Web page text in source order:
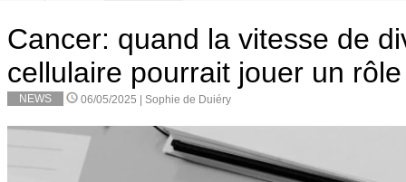
Cancer: quand la vitesse de
cellulaire pourrait jouer un
NEWS 06/05/2025 | Sophie de Duiéry